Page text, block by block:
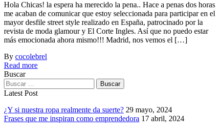
Hola Chicas! la espera ha merecido la pena.. Hace a penas dos horas
me acaban de comunicar que estoy seleccionada para participar en el
mayor desfile street style realizado en España, patrocinado por la
revista de moda glamour y El Corte Ingles. Así que no puedo estar
más emocionada ahora mismo!!! Madrid, nos vemos el […]
By cocolebrel
Read more
Buscar
Latest Post
¿Y si nuestra ropa realmente da suerte? 29 mayo, 2024
Frases que me inspiran como emprendedora 17 abril, 2024